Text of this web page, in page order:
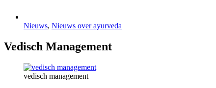
Nieuws, Nieuws over ayurveda
Vedisch Management
vedisch management